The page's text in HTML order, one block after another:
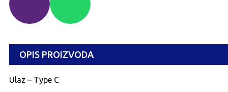
OPIS PROIZVODA
Ulaz – Type C